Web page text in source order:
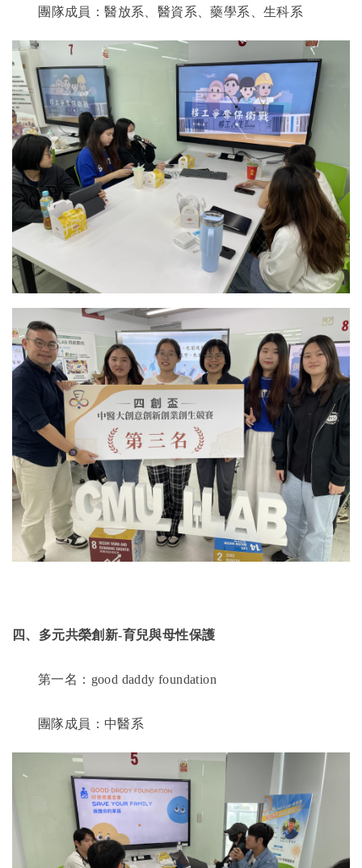
團隊成員：醫放系、醫資系、藥學系、生科系
四、多元共榮創新-育兒與母性保護
第一名： good daddy foundation
團隊成員：中醫系